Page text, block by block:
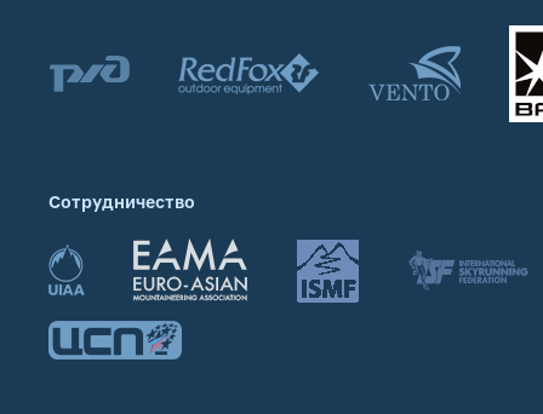
Сотрудничество